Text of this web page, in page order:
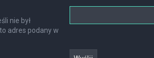
nie był
adres podany w